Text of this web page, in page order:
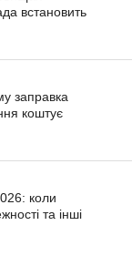
встановить
заправка
коштує
коли
та інші